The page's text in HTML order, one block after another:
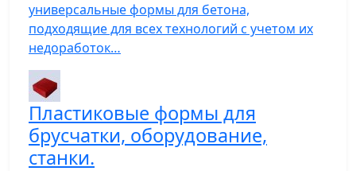
универсальные формы для бетона,
подходящие для всех технологий с учетом их
недоработок…
Пластиковые формы для
брусчатки, оборудование,
станки.